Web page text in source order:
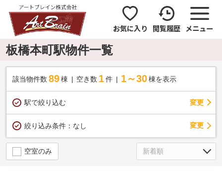
お気に入り 閲覧履歴 メニュー
板橋本町駅物件一覧
該当物件数 89棟 空き数 1 件 1～30 棟を表示
駅で絞り込む 変更
絞り込み条件： なし 変更
空室のみ